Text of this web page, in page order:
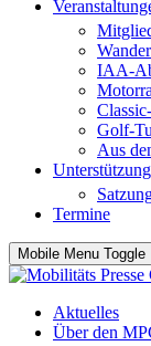
IAA-
Golf-
Aus
Termine
Mobile Menu Toggle
Aktuelles
Über den